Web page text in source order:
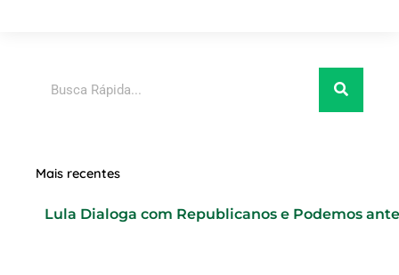
Mais recentes
Lula Dialoga com Republicanos e Podemos